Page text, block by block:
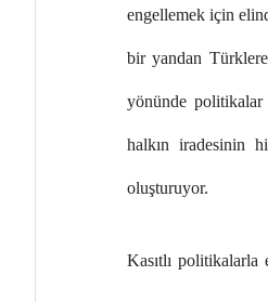
engellemek için
bir yandan
yönünde politikalar
halkın iradesinin
oluşturuyor.
Kasıtlı politikalarla